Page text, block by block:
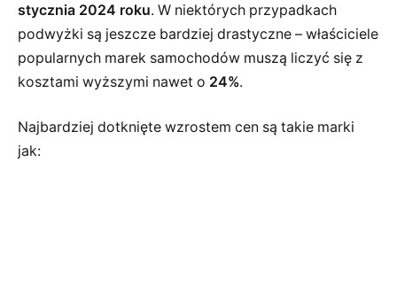
stycznia 2024 roku. W niektórych przypadkach
podwyżki są jeszcze bardziej drastyczne – właściciele
popularnych marek samochodów muszą liczyć się z
kosztami wyższymi nawet o 24%.
Najbardziej dotknięte wzrostem cen są takie marki
jak: